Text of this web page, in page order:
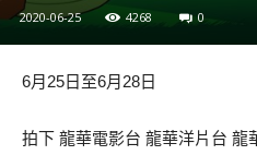
2020-06-25 4268 0
6月25日至6月28日
拍下 龍華電影台 龍華洋片台 龍